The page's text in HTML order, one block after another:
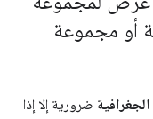
أو مجموعة
ضرورية إلا إذا